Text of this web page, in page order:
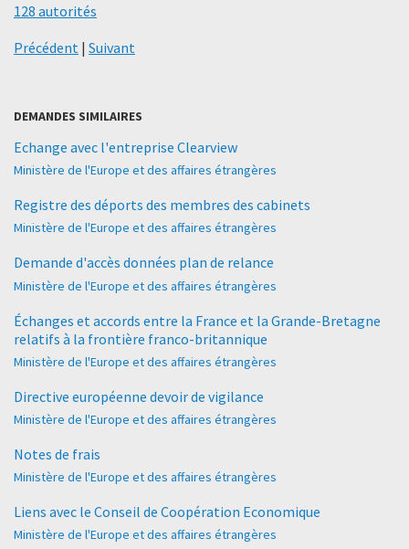
128 autorités
Précédent | Suivant
DEMANDES SIMILAIRES
Echange avec l'entreprise Clearview
Ministère de l'Europe et des affaires étrangères
Registre des déports des membres des cabinets
Ministère de l'Europe et des affaires étrangères
Demande d'accès données plan de relance
Ministère de l'Europe et des affaires étrangères
Échanges et accords entre la France et la Grande-Bretagne
relatifs à la frontière franco-britannique
Ministère de l'Europe et des affaires étrangères
Directive européenne devoir de vigilance
Ministère de l'Europe et des affaires étrangères
Notes de frais
Ministère de l'Europe et des affaires étrangères
Liens avec le Conseil de Coopération Economique
Ministère de l'Europe et des affaires étrangères